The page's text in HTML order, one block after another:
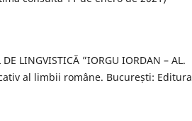
LINGVISTICĂ ”IORGU IORDAN – AL.
al limbii române. București: Editura